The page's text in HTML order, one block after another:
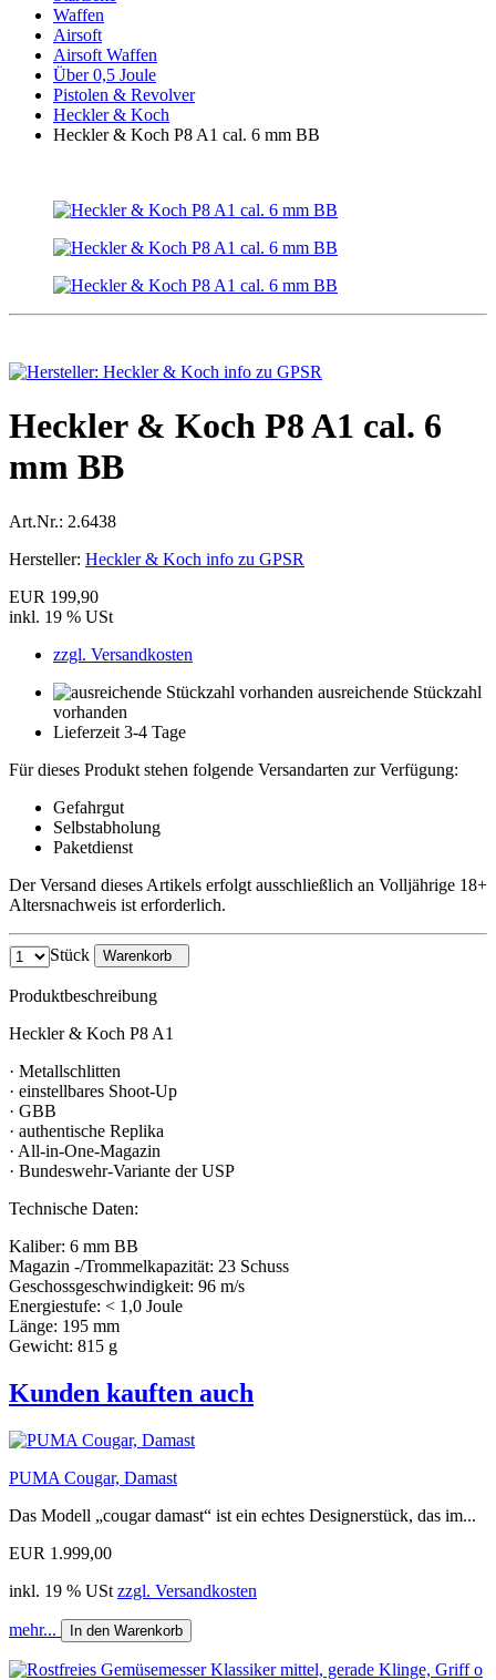
Waffen
Airsoft
Airsoft Waffen
Über 0,5 Joule
Pistolen & Revolver
Heckler & Koch
Heckler & Koch P8 A1 cal. 6 mm BB
Heckler & Koch P8 A1 cal. 6
mm BB
Art.Nr.: 2.6438
Hersteller: Heckler & Koch info zu GPSR
EUR 199,90
inkl. 19 % USt
zzgl. Versandkosten
ausreichende Stückzahl
vorhanden
Lieferzeit 3-4 Tage
Für dieses Produkt stehen folgende Versandarten zur Verfügung:
Gefahrgut
Selbstabholung
Paketdienst
Der Versand dieses Artikels erfolgt ausschließlich an Volljährige 18+
Altersnachweis ist erforderlich.
Stück Warenkorb
Produktbeschreibung
Heckler & Koch P8 A1
· Metallschlitten
· einstellbares Shoot-Up
· GBB
· authentische Replika
· All-in-One-Magazin
· Bundeswehr-Variante der USP
Technische Daten:
Kaliber: 6 mm BB
Magazin -/Trommelkapazität: 23 Schuss
Geschossgeschwindigkeit: 96 m/s
Energiestufe: < 1,0 Joule
Länge: 195 mm
Gewicht: 815 g
Kunden kauften auch
PUMA Cougar, Damast
Das Modell „cougar damast“ ist ein echtes Designerstück, das im...
EUR 1.999,00
inkl. 19 % USt zzgl. Versandkosten
mehr... In den Warenkorb